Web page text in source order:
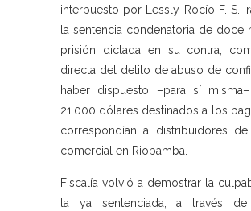
interpuesto por Lessly Rocío F. S.,
la sentencia condenatoria de doce
prisión dictada en su contra,
directa del delito de abuso de
haber dispuesto –para sí
21.000 dólares destinados a los
correspondían a distribuidores
comercial en Riobamba.
Fiscalía volvió a demostrar la
la ya sentenciada, a través de